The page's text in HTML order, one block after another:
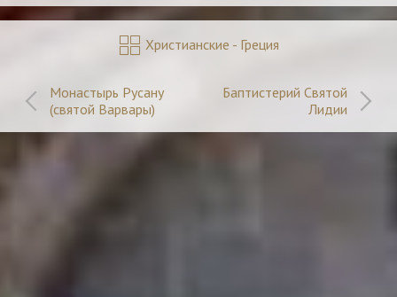
Монастырь Русану
(святой Варвары)
Христианские - Греция
Баптистерий Святой
Лидии